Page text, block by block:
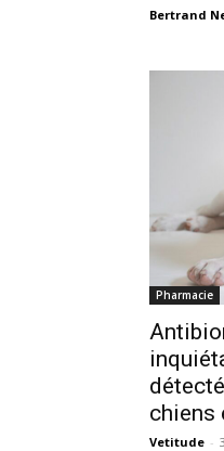
Bertrand
Pharmacie
chiens
Vetitude -